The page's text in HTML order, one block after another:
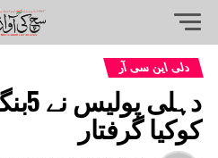
دلی این سی آر
کوکیا گرفتار